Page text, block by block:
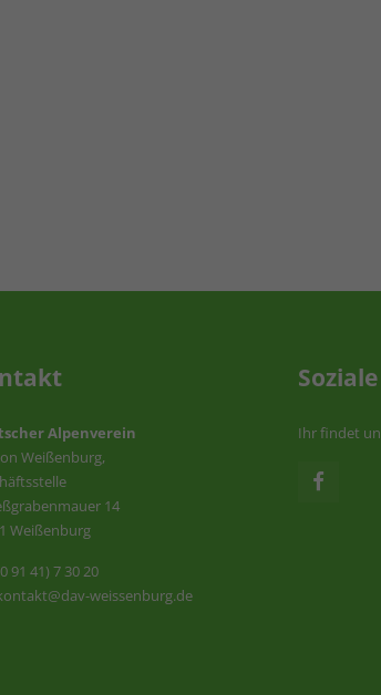
Alpenverein
Weißenburg,
14
Weißenburg
91 41) 7 30 20
weissenburg.de
Ihr findet